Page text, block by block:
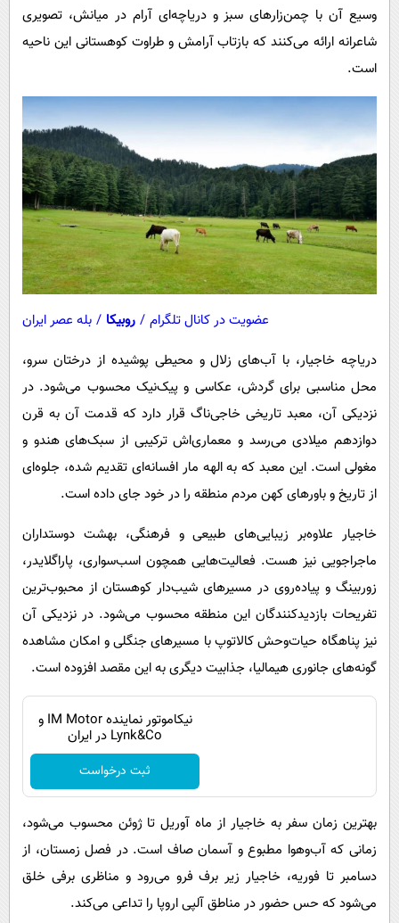
سیاست خارجی
وسیع آن با چمن‌زارهای سبز و دریاچه‌ای آرام در میانش، تصویری
شاعرانه ارائه می‌کنند که بازتاب آرامش و طراوت کوهستانی این ناحیه
است.
عضویت در کانال تلگرام / روبیکا / بله عصر ایران
دریاچه خاجیار، با آب‌های زلال و محیطی پوشیده از درختان سرو،
محل مناسبی برای گردش، عکاسی و پیک‌نیک محسوب می‌شود. در
نزدیکی آن، معبد تاریخی خاجی‌ناگ قرار دارد که قدمت آن به قرن
دوازدهم میلادی می‌رسد و معماری‌اش ترکیبی از سبک‌های هندو و
مغولی است. این معبد که به الهه مار افسانه‌ای تقدیم شده، جلوه‌ای
از تاریخ و باورهای کهن مردم منطقه را در خود جای داده است.
خاجیار علاوه‌بر زیبایی‌های طبیعی و فرهنگی، بهشت دوستداران
ماجراجویی نیز هست. فعالیت‌هایی همچون اسب‌سواری، پاراگلایدر،
زوربینگ و پیاده‌روی در مسیرهای شیب‌دار کوهستان از محبوب‌ترین
تفریحات بازدیدکنندگان این منطقه محسوب می‌شود. در نزدیکی آن
نیز پناهگاه حیات‌وحش کالاتوپ با مسیرهای جنگلی و امکان مشاهده
گونه‌های جانوری هیمالیا، جذابیت دیگری به این مقصد افزوده است.
نیکاموتور نماینده IM Motor و
Lynk&Co در ایران
ثبت درخواست
بهترین زمان سفر به خاجیار از ماه آوریل تا ژوئن محسوب می‌شود،
زمانی که آب‌وهوا مطبوع و آسمان صاف است. در فصل زمستان، از
دسامبر تا فوریه، خاجیار زیر برف فرو می‌رود و مناظری برفی خلق
می‌شود که حس حضور در مناطق آلپی اروپا را تداعی می‌کند.